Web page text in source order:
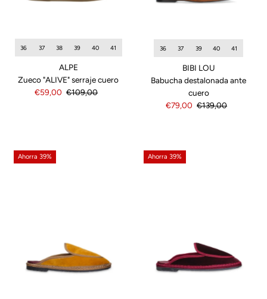
36 37 38 39 40 41
ALPE
Zueco "ALIVE" serraje cuero
Precio
€59,00 Precio
€109,00
36 37 39 40 41
BIBI LOU
Babucha destalonada ante
cuero
Precio
€79,00 Precio
€139,00
Ahorra 39% Ahorra 39%